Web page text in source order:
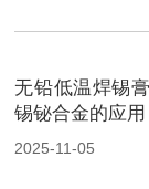
无铅低温焊锡
锡铋合金的应用
2025-11-05